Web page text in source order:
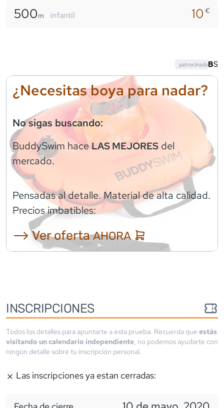
500m infantil 10€
¿Necesitas boya para nadar?
No sigas buscando:
BuddySwim haceLAS MEJORES del
mercado.
Pensadas al detalle. Material de alta calidad.
Precios imbatibles:
⟶ Ver ofertaAHORA
patrocinado
INSCRIPCIONES
Todos los detalles para apuntarte a esta prueba. Recuerda que estás
visitando un calendario independiente, no podemos ayudarte con
ningún detalle sobre tu inscripción personal.
Las inscripciones ya estan cerradas: